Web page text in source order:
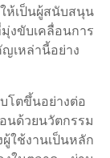
ห้เป็นผู้สนับสนุน
ขับเคลื่อนการ
เหล่านี้อย่าง
โตขึ้นอย่างต่อ
นด้วยนวัตกรรม
ใช้งานเป็นหลัก